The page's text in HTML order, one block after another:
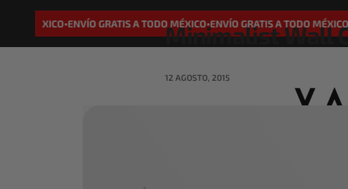
MÉXICO•ENVÍO GRATIS A TODO MÉXICO•ENVÍO GRATIS A TODO MÉXICO•
Minimalist Wall
12 AGOSTO, 2015